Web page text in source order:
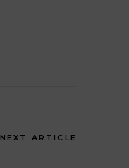
NEXT ARTICLE